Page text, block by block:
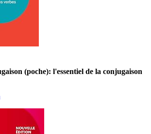
(poche): l'essentiel de la conjugaison